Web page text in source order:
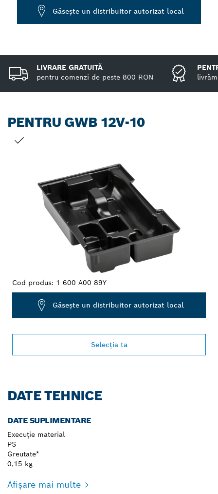
closed
Găseşte un distribuitor autorizat local
LIVRARE GRATUITĂ
pentru comenzi de peste 800 RON
PENTRU GWB 12V-10
Cod produs: 1 600 A00 89Y
Găseşte un distribuitor autorizat local
Selecţia ta
DATE TEHNICE
DATE SUPLIMENTARE
Execuţie material
PS
Greutate*
0,15 kg
Afișare mai multe